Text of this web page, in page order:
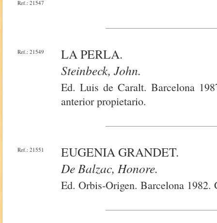
Ref.: 21547
Ref.: 21549
LA PERLA.
Steinbeck, John.
Ed. Luis de Caralt. Barcelona
anterior propietario.
Ref.: 21551
EUGENIA GRANDET.
De Balzac, Honore.
Ed. Orbis-Origen. Barcelona 1982.